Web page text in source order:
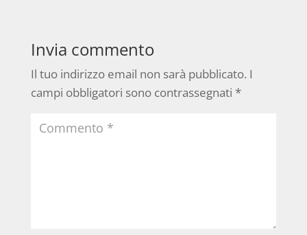
Invia commento
Il tuo indirizzo email non sarà pubblicato. I
campi obbligatori sono contrassegnati *